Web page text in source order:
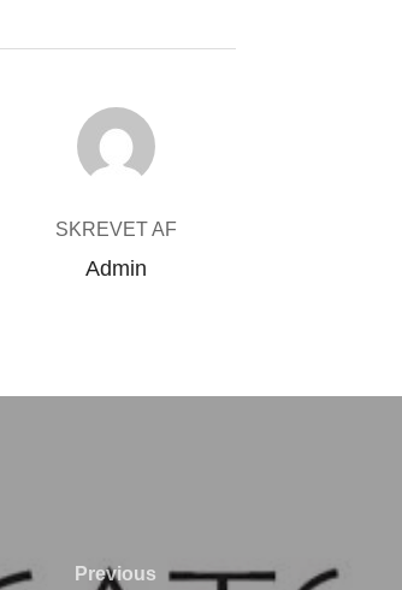
FORFATTER
SKREVET AF
Admin
Previous
Previous